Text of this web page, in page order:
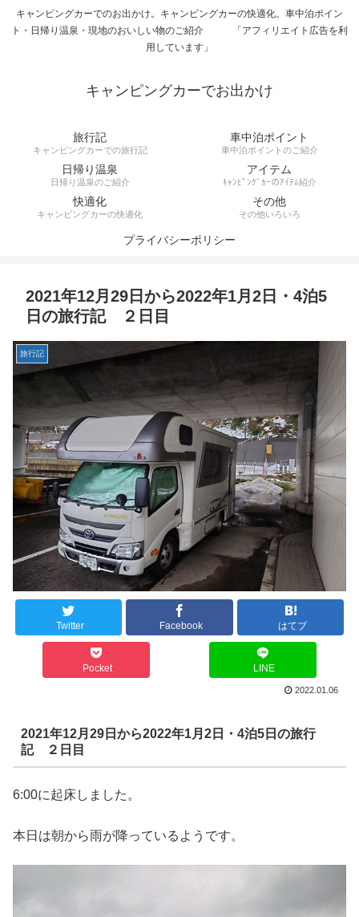
キャンピングカーでのお出かけ。キャンピングカーの快適化。車中泊ポイン
ト・日帰り温泉・現地のおいしい物のご紹介 「アフィリエイト広告を利
用しています」
キャンピングカーでお出かけ
旅行記
キャンピングカーでの旅行記
車中泊ポイント
車中泊ポイントのご紹介
日帰り温泉
日帰り温泉のご紹介
アイテム
ｷｬﾝﾋﾟﾝｸﾞｶｰのｱｲﾃﾑ紹介
快適化
キャンピングカーの快適化
その他
その他いろいろ
プライバシーポリシー
2021年12月29日から2022年1月2日・4泊5
日の旅行記 ２日目
旅行記
Twitter Facebook はてブ
Pocket LINE
2022.01.06
2021年12月29日から2022年1月2日・4泊5日の旅行
記 ２日目
6:00に起床しました。
本日は朝から雨が降っているようです。